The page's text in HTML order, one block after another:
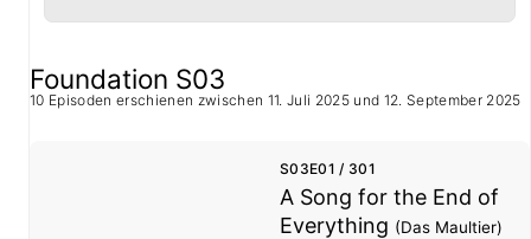
Foundation S03
10 Episoden erschienen zwischen 11. Juli 2025 und 12. September 2025
S03E01 / 301
A Song for the End of
Everything (Das Maultier)